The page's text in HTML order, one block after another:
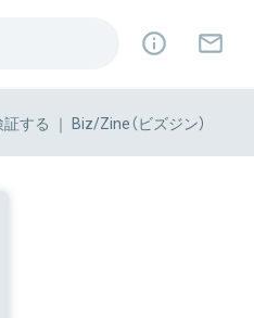
する ｜ Biz/Zine（ビズジン）